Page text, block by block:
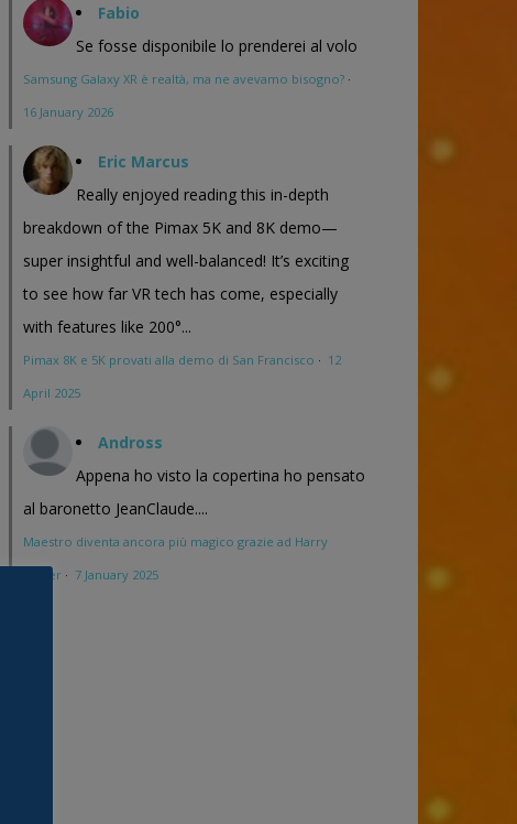
Fabio
Se fosse disponibile lo prenderei al volo
Samsung Galaxy XR è realtà, ma ne avevamo bisogno? ·
16 January 2026
Eric Marcus
Really enjoyed reading this in-depth
breakdown of the Pimax 5K and 8K demo—
super insightful and well-balanced! It’s exciting
to see how far VR tech has come, especially
with features like 200°...
Pimax 8K e 5K provati alla demo di San Francisco · 12
April 2025
Andross
Appena ho visto la copertina ho pensato
al baronetto JeanClaude....
Maestro diventa ancora più magico grazie ad Harry
Potter · 7 January 2025